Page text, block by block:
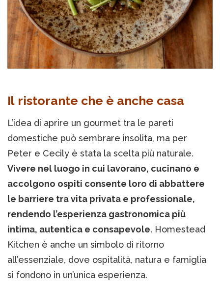
Il ristorante che è anche casa
L’idea di aprire un gourmet tra le pareti
domestiche può sembrare insolita, ma per
Peter e Cecily è stata la scelta più naturale.
Vivere nel luogo in cui lavorano, cucinano e
accolgono ospiti consente loro di abbattere
le barriere tra vita privata e professionale,
rendendo l’esperienza gastronomica più
intima, autentica e consapevole. Homestead
Kitchen è anche un simbolo di ritorno
all’essenziale, dove ospitalità, natura e famiglia
si fondono in un’unica esperienza.